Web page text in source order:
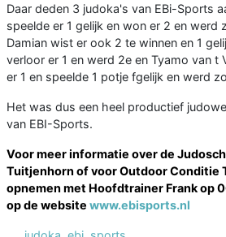
Daar deden 3 judoka's van EBi-Sports
speelde er 1 gelijk en won er 2 en werd
Damian wist er ook 2 te winnen en 1
verloor er 1 en werd 2e en Tyamo van t
er 1 en speelde 1 potje fgelijk en werd
Het was dus een heel productief
van EBI-Sports.
Voor meer informatie over de
Tuitjenhorn of voor Outdoor Conditie
opnemen met Hoofdtrainer Frank op
op de website www.ebisports.nl